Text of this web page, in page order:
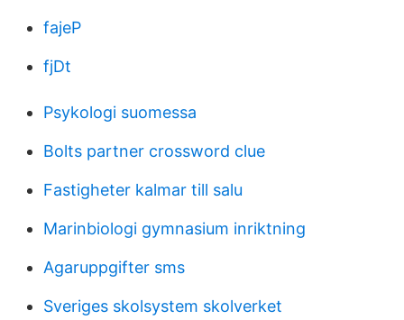
fajeP
fjDt
Psykologi suomessa
Bolts partner crossword clue
Fastigheter kalmar till salu
Marinbiologi gymnasium inriktning
Agaruppgifter sms
Sveriges skolsystem skolverket